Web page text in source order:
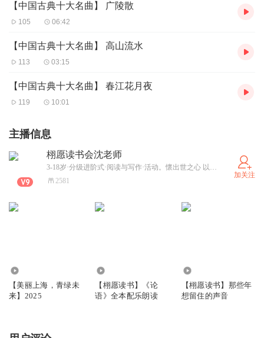
【中国古典十大名曲】 广陵散
105 06:42
【中国古典十大名曲】 高山流水
113 03:15
【中国古典十大名曲】 春江花月夜
119 10:01
主播信息
栩愿读书会沈老师
3-18岁·分级进阶式·阅读与写作·活动。懷出世之心 以在世之態 享入世之生活~！
2581
加关注
【美丽上海，青绿未
来】2025
【栩愿读书】《论
语》全本配乐朗读
【栩愿读书】那些年
想留住的声音